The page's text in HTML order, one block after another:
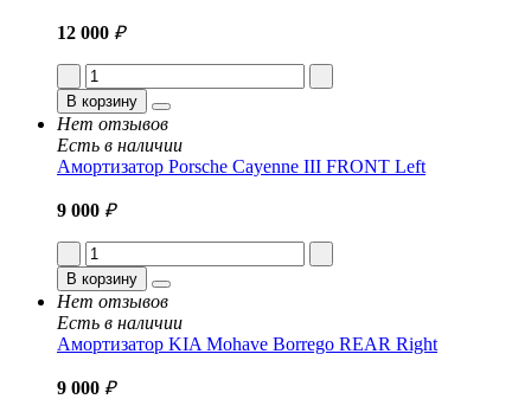
12 000 ₽
В корзину
Нет отзывов
Есть в наличии
Амортизатор Porsche Cayenne III FRONT Left
9 000 ₽
В корзину
Нет отзывов
Есть в наличии
Амортизатор KIA Mohave Borrego REAR Right
9 000 ₽